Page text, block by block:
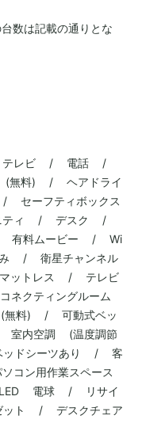
数は記載の通りとな
/ テレビ / 電話 /
(無料) / ヘアドライ
ーフティボックス
ティ / デスク /
有料ムービー / Wi
/ 衛星チャンネル
ットレス / テレビ
クティングルーム
料) / 可動式ベッ
内空調 (温度調節
シーツあり / 客
ン用作業スペース
LED 電球 / リサイ
ット / デスクチェア